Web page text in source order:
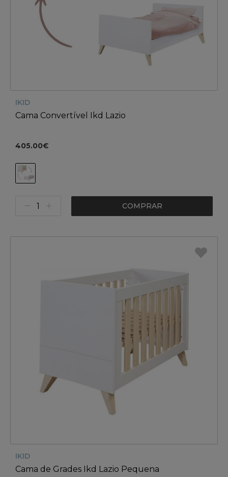
IKID
Cama Convertível Ikd Lazio
405.00€
COMPRAR
IKID
Cama de Grades Ikd Lazio Pequena